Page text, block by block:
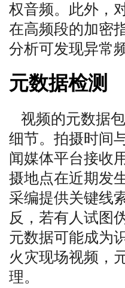
权音频。此外，
在高频段的加密
分析可发现异常
元数据检测
视频的元数据
细节。拍摄时间
闻媒体平台接收
摄地点在近期发
采编提供关键线
反，若有人试图
元数据可能成为
火灾现场视频，
理。